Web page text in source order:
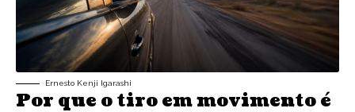
Ernesto Kenji Igarashi
Por que o tiro em movimento é